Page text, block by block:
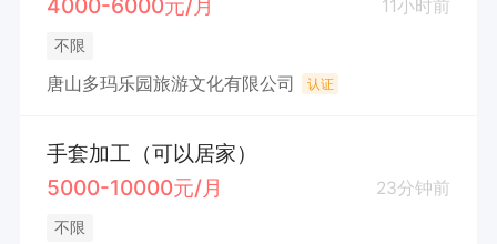
4000-6000元/月
11小时前
不限
唐山多玛乐园旅游文化有限公司 认证
手套加工（可以居家）
5000-10000元/月
23分钟前
不限